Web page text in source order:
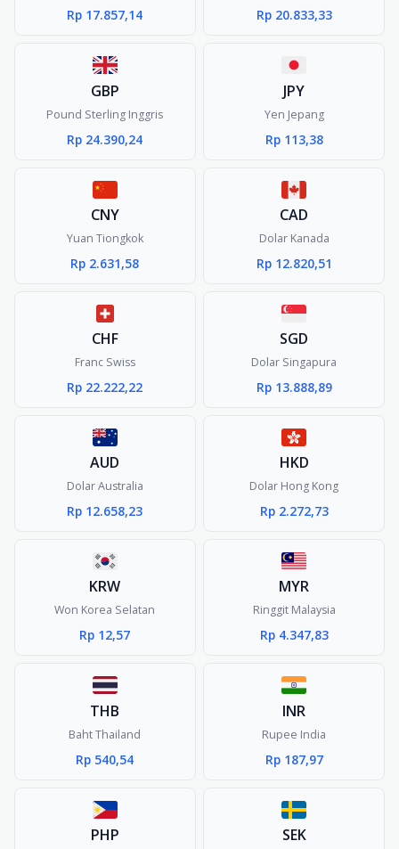
Rp 17.857,14 Rp 20.833,33
GBP
Pound Sterling Inggris
Rp 24.390,24
JPY
Yen Jepang
Rp 113,38
CNY
Yuan Tiongkok
Rp 2.631,58
CAD
Dolar Kanada
Rp 12.820,51
CHF
Franc Swiss
Rp 22.222,22
SGD
Dolar Singapura
Rp 13.888,89
AUD
Dolar Australia
Rp 12.658,23
HKD
Dolar Hong Kong
Rp 2.272,73
KRW
Won Korea Selatan
Rp 12,57
MYR
Ringgit Malaysia
Rp 4.347,83
THB
Baht Thailand
Rp 540,54
INR
Rupee India
Rp 187,97
PHP SEK